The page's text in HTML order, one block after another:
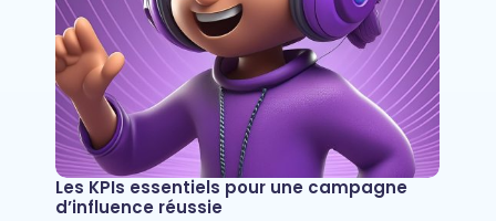
Les KPIs essentiels pour une campagne
d’influence réussie